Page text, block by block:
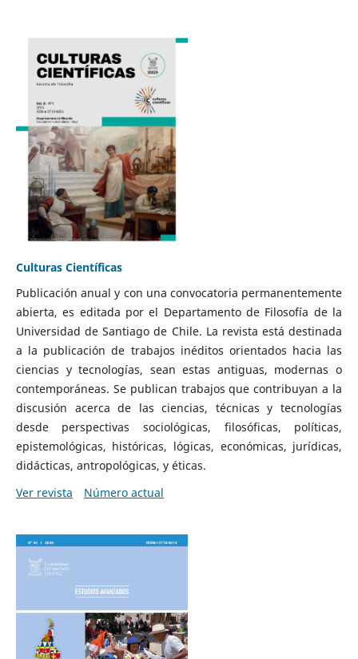
Culturas Científicas
Publicación anual y con una convocatoria permanentemente
abierta, es editada por el Departamento de Filosofía de la
Universidad de Santiago de Chile. La revista está destinada
a la publicación de trabajos inéditos orientados hacia las
ciencias y tecnologías, sean estas antiguas, modernas o
contemporáneas. Se publican trabajos que contribuyan a la
discusión acerca de las ciencias, técnicas y tecnologías
desde perspectivas sociológicas, filosóficas, políticas,
epistemológicas, históricas, lógicas, económicas, jurídicas,
didácticas, antropológicas, y éticas.
Ver revista
Número actual